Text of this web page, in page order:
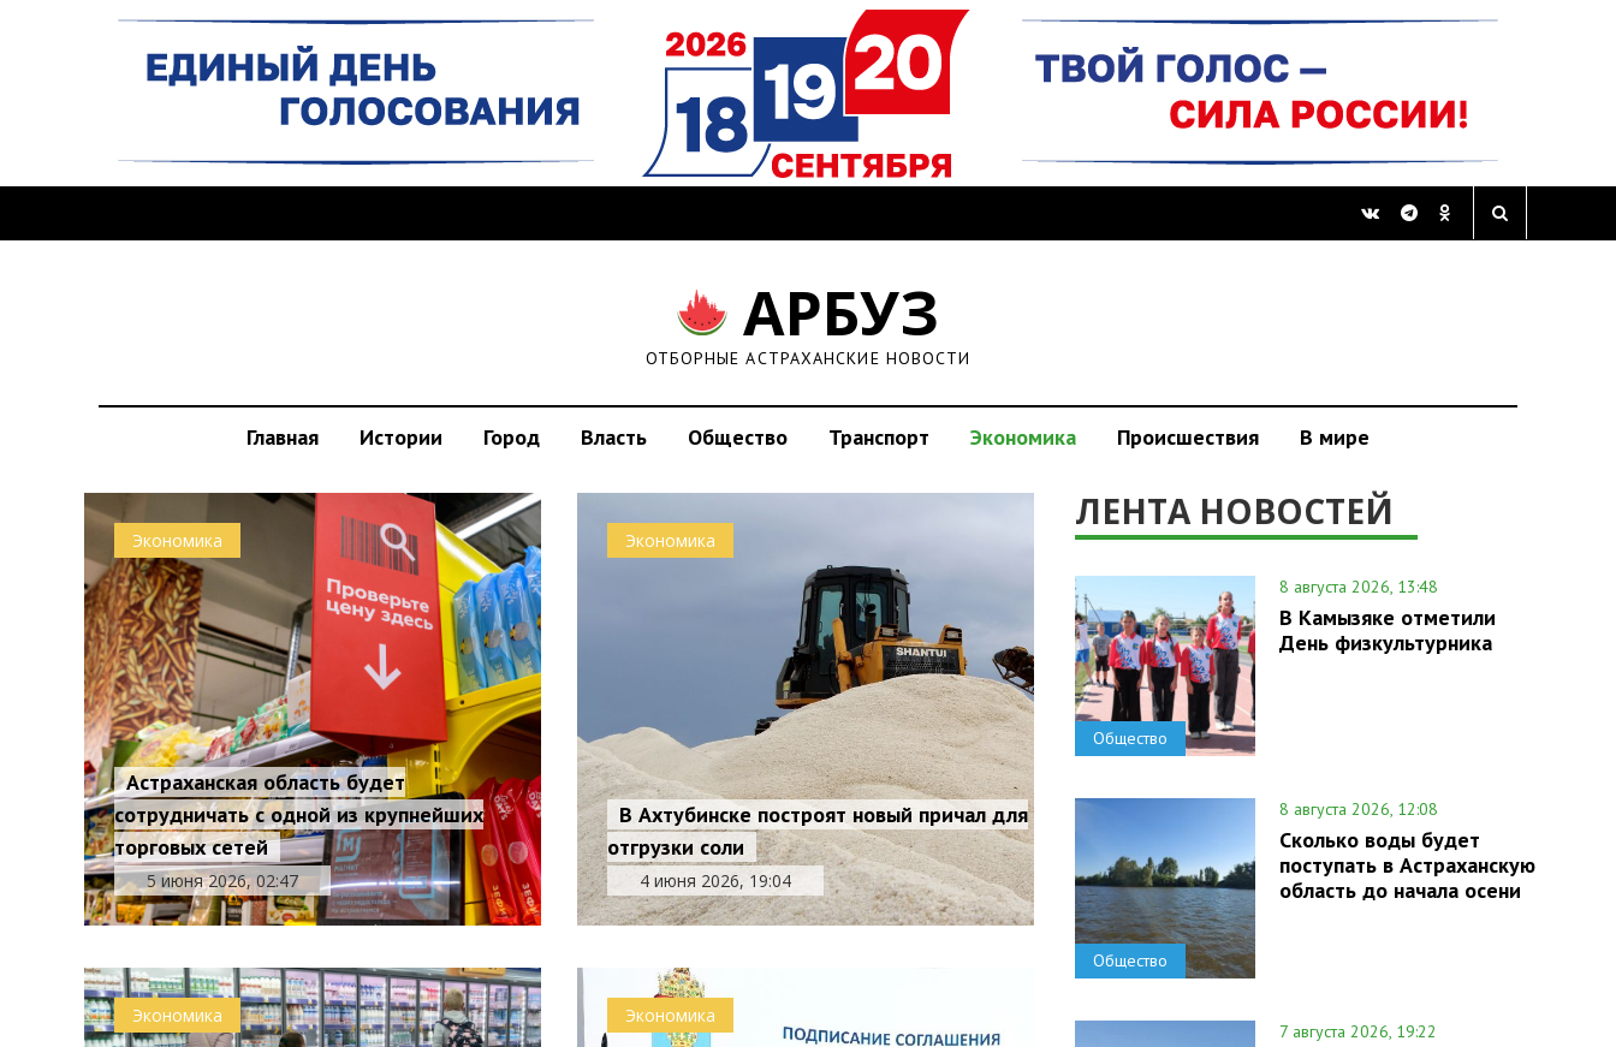
АРБУЗ
ОТБОРНЫЕ АСТРАХАНСКИЕ НОВОСТИ
Главная Истории Город Власть Общество Транспорт Экономика Происшествия В мире
Экономика
Астраханская область будет
сотрудничать с одной из крупнейших
торговых сетей
5 июня 2026, 02:47
Экономика
В Ахтубинске построят новый причал для
отгрузки соли
4 июня 2026, 19:04
Экономика Экономика
ЛЕНТА НОВОСТЕЙ
Общество
8 августа 2026, 13:48
В Камызяке отметили
День физкультурника
Общество
8 августа 2026, 12:08
Сколько воды будет
поступать в Астраханскую
область до начала осени
7 августа 2026, 19:22